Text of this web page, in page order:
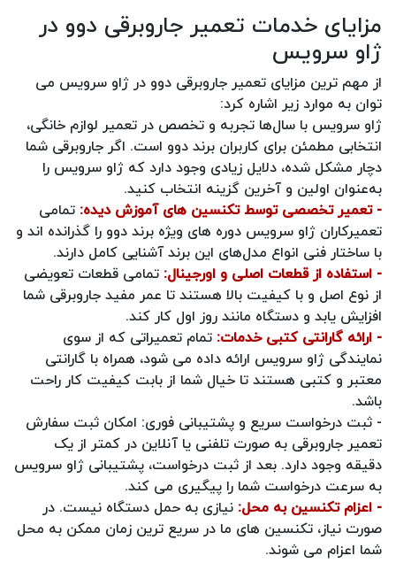
مزایای خدمات تعمیر جاروبرقی دوو در
ژاو سرویس
از مهم ترین مزایای تعمیر جاروبرقی دوو در ژاو سرویس می
توان به موارد زیر اشاره کرد:
ژاو سرویس با سال‌ها تجربه و تخصص در تعمیر لوازم خانگی،
انتخابی مطمئن برای کاربران برند دوو است. اگر جاروبرقی شما
دچار مشکل شده، دلایل زیادی وجود دارد که ژاو سرویس را
به‌عنوان اولین و آخرین گزینه انتخاب کنید.
- تعمیر تخصصی توسط تکنسین‌ های آموزش‌ دیده: تمامی
تعمیرکاران ژاو سرویس دوره‌ های ویژه برند دوو را گذرانده‌ اند و
با ساختار فنی انواع مدل‌های این برند آشنایی کامل دارند.
- استفاده از قطعات اصلی و اورجینال: تمامی قطعات تعویضی
از نوع اصل و با کیفیت بالا هستند تا عمر مفید جاروبرقی شما
افزایش یابد و دستگاه مانند روز اول کار کند.
- ارائه گارانتی کتبی خدمات: تمام تعمیراتی که از سوی
نمایندگی ژاو سرویس ارائه داده می شود، همراه با گارانتی
معتبر و کتبی هستند تا خیال شما از بابت کیفیت کار راحت
باشد.
- ثبت درخواست سریع و پشتیبانی فوری: امکان ثبت سفارش
تعمیر جاروبرقی به‌ صورت تلفنی یا آنلاین در کمتر از یک
دقیقه وجود دارد. بعد از ثبت درخواست، پشتیبانی ژاو سرویس
به سرعت درخواست شما را پیگیری می‌ کند.
- اعزام تکنسین به محل: نیازی به حمل دستگاه نیست. در
صورت نیاز، تکنسین‌ های ما در سریع‌ ترین زمان ممکن به محل
شما اعزام می‌ شوند.